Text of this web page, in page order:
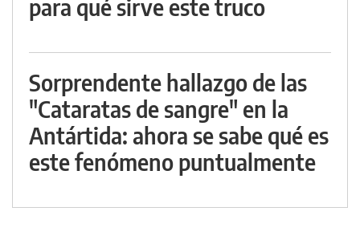
para qué sirve este truco
Sorprendente hallazgo de las
"Cataratas de sangre" en la
Antártida: ahora se sabe qué es
este fenómeno puntualmente